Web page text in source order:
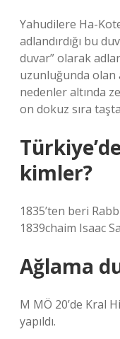
Yahudilere Ha-
adlandırdığı bu
duvar” olarak
uzunluğunda olan
nedenler altında
on dokuz sıra
kimler?
1835’ten beri
1839chaim Isaac
Ağlama
M MÖ 20’de Kral
yapıldı.